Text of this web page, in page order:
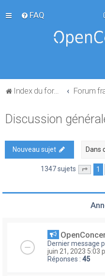
FAQ
Index du forum Forum
Discussion
Nouveau sujet
1347 sujets Page
1
Dernier message
juin 21, 2023 5:03
Réponses : 45